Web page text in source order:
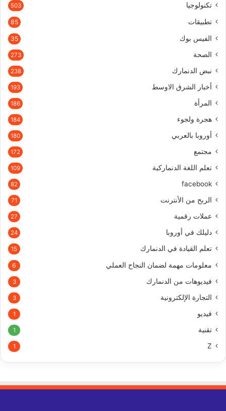
تكنولوجيا 503
تطبيقات 85
الفيس بوك 35
الصحة 273
نبض الدنمارك 238
أخبار الشرق الاوسط 193
المرأة 186
هجرة ولجوء 184
أوروبا بالعربي 180
مجتمع 172
تعلم اللغة الدنماركية 109
facebook
82
الربح من الأنترنت 71
عملات رقمية 27
دليلك في أوروبا 24
تعلم القيادة في الدنمارك 15
معلومات مهمة لضمان النجاح العملي 6
فيديوهات من الدنمارك 3
التجارة الإلكترونية 3
فيديو 1
تقنية 1
Z
1